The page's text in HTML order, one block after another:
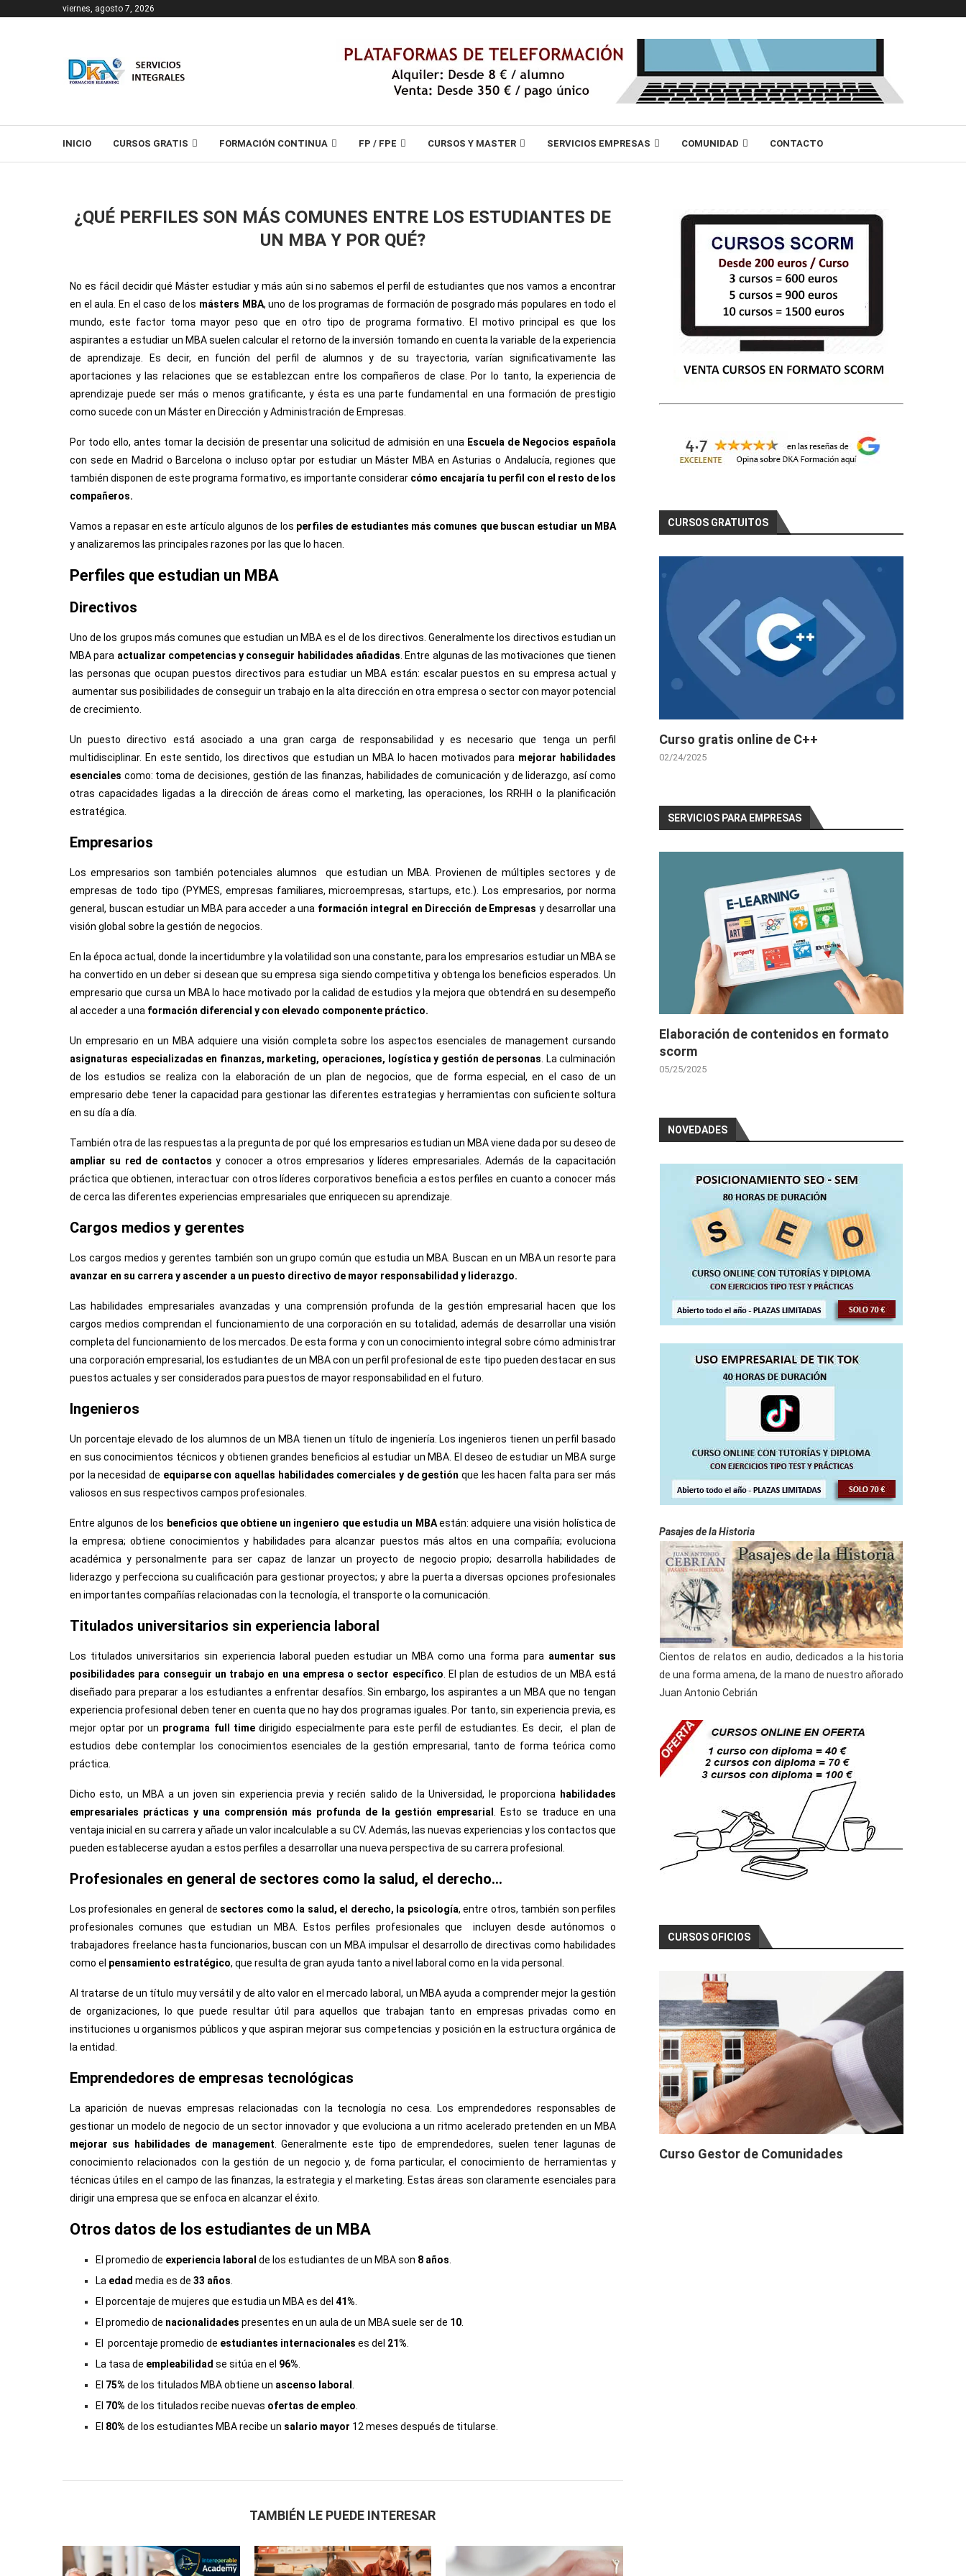
viernes, agosto 7, 2026
INICIO CURSOS GRATIS FORMACIÓN CONTINUA FP / FPE CURSOS Y MASTER SERVICIOS EMPRESAS COMUNIDAD CONTACTO
¿QUÉ PERFILES SON MÁS COMUNES ENTRE LOS ESTUDIANTES DE
UN MBA Y POR QUÉ?
No es fácil decidir qué Máster estudiar y más aún si no sabemos el perfil de estudiantes que nos vamos a encontrar
en el aula. En el caso de los másters MBA, uno de los programas de formación de posgrado más populares en todo el
mundo, este factor toma mayor peso que en otro tipo de programa formativo. El motivo principal es que los
aspirantes a estudiar un MBA suelen calcular el retorno de la inversión tomando en cuenta la variable de la experiencia
de aprendizaje. Es decir, en función del perfil de alumnos y de su trayectoria, varían significativamente las
aportaciones y las relaciones que se establezcan entre los compañeros de clase. Por lo tanto, la experiencia de
aprendizaje puede ser más o menos gratificante, y ésta es una parte fundamental en una formación de prestigio
como sucede con un Máster en Dirección y Administración de Empresas.
Por todo ello, antes tomar la decisión de presentar una solicitud de admisión en una Escuela de Negocios española
con sede en Madrid o Barcelona o incluso optar por estudiar un Máster MBA en Asturias o Andalucía, regiones que
también disponen de este programa formativo, es importante considerar cómo encajaría tu perfil con el resto de los
compañeros.
Vamos a repasar en este artículo algunos de los perfiles de estudiantes más comunes que buscan estudiar un MBA
y analizaremos las principales razones por las que lo hacen.
Perfiles que estudian un MBA
Directivos
Uno de los grupos más comunes que estudian un MBA es el de los directivos. Generalmente los directivos estudian un
MBA para actualizar competencias y conseguir habilidades añadidas . Entre algunas de las motivaciones que tienen
las personas que ocupan puestos directivos para estudiar un MBA están: escalar puestos en su empresa actual y
aumentar sus posibilidades de conseguir un trabajo en la alta dirección en otra empresa o sector con mayor potencial
de crecimiento.
Un puesto directivo está asociado a una gran carga de responsabilidad y es necesario que tenga un perfil
multidisciplinar. En este sentido, los directivos que estudian un MBA lo hacen motivados para mejorar habilidades
esenciales como: toma de decisiones, gestión de las finanzas, habilidades de comunicación y de liderazgo, así como
otras capacidades ligadas a la dirección de áreas como el marketing, las operaciones, los RRHH o la planificación
estratégica.
Empresarios
Los empresarios son también potenciales alumnos que estudian un MBA. Provienen de múltiples sectores y de
empresas de todo tipo (PYMES, empresas familiares, microempresas, startups, etc.). Los empresarios, por norma
general, buscan estudiar un MBA para acceder a una formación integral en Dirección de Empresas y desarrollar una
visión global sobre la gestión de negocios.
En la época actual, donde la incertidumbre y la volatilidad son una constante, para los empresarios estudiar un MBA se
ha convertido en un deber si desean que su empresa siga siendo competitiva y obtenga los beneficios esperados. Un
empresario que cursa un MBA lo hace motivado por la calidad de estudios y la mejora que obtendrá en su desempeño
al acceder a una formación diferencial y con elevado componente práctico.
Un empresario en un MBA adquiere una visión completa sobre los aspectos esenciales de management cursando
asignaturas especializadas en finanzas, marketing, operaciones, logística y gestión de personas . La culminación
de los estudios se realiza con la elaboración de un plan de negocios, que de forma especial, en el caso de un
empresario debe tener la capacidad para gestionar las diferentes estrategias y herramientas con suficiente soltura
en su día a día.
También otra de las respuestas a la pregunta de por qué los empresarios estudian un MBA viene dada por su deseo de
ampliar su red de contactos y conocer a otros empresarios y líderes empresariales. Además de la capacitación
práctica que obtienen, interactuar con otros líderes corporativos beneficia a estos perfiles en cuanto a conocer más
de cerca las diferentes experiencias empresariales que enriquecen su aprendizaje.
Cargos medios y gerentes
Los cargos medios y gerentes también son un grupo común que estudia un MBA. Buscan en un MBA un resorte para
avanzar en su carrera y ascender a un puesto directivo de mayor responsabilidad y liderazgo.
Las habilidades empresariales avanzadas y una comprensión profunda de la gestión empresarial hacen que los
cargos medios comprendan el funcionamiento de una corporación en su totalidad, además de desarrollar una visión
completa del funcionamiento de los mercados. De esta forma y con un conocimiento integral sobre cómo administrar
una corporación empresarial, los estudiantes de un MBA con un perfil profesional de este tipo pueden destacar en sus
puestos actuales y ser considerados para puestos de mayor responsabilidad en el futuro.
Ingenieros
Un porcentaje elevado de los alumnos de un MBA tienen un título de ingeniería. Los ingenieros tienen un perfil basado
en sus conocimientos técnicos y obtienen grandes beneficios al estudiar un MBA. El deseo de estudiar un MBA surge
por la necesidad de equiparse con aquellas habilidades comerciales y de gestión que les hacen falta para ser más
valiosos en sus respectivos campos profesionales.
Entre algunos de los beneficios que obtiene un ingeniero que estudia un MBAestán: adquiere una visión holística de
la empresa; obtiene conocimientos y habilidades para alcanzar puestos más altos en una compañía; evoluciona
académica y personalmente para ser capaz de lanzar un proyecto de negocio propio; desarrolla habilidades de
liderazgo y perfecciona su cualificación para gestionar proyectos; y abre la puerta a diversas opciones profesionales
en importantes compañías relacionadas con la tecnología, el transporte o la comunicación.
Titulados universitarios sin experiencia laboral
Los titulados universitarios sin experiencia laboral pueden estudiar un MBA como una forma para aumentar sus
posibilidades para conseguir un trabajo en una empresa o sector específico . El plan de estudios de un MBA está
diseñado para preparar a los estudiantes a enfrentar desafíos. Sin embargo, los aspirantes a un MBA que no tengan
experiencia profesional deben tener en cuenta que no hay dos programas iguales. Por tanto, sin experiencia previa, es
mejor optar por un programa full timedirigido especialmente para este perfil de estudiantes. Es decir, el plan de
estudios debe contemplar los conocimientos esenciales de la gestión empresarial, tanto de forma teórica como
práctica.
Dicho esto, un MBA a un joven sin experiencia previa y recién salido de la Universidad, le proporciona
habilidades
empresariales prácticas y una comprensión más profunda de la gestión empresarial
. Esto se traduce en una
ventaja inicial en su carrera y añade un valor incalculable a su CV. Además, las nuevas experiencias y los contactos que
pueden establecerse ayudan a estos perfiles a desarrollar una nueva perspectiva de su carrera profesional.
Profesionales en general de sectores como la salud, el derecho…
Los profesionales en general de sectores como la salud, el derecho, la psicología, entre otros, también son perfiles
profesionales comunes que estudian un MBA. Estos perfiles profesionales que incluyen desde autónomos o
trabajadores freelance hasta funcionarios, buscan con un MBA impulsar el desarrollo de directivas como habilidades
como el pensamiento estratégico, que resulta de gran ayuda tanto a nivel laboral como en la vida personal.
Al tratarse de un título muy versátil y de alto valor en el mercado laboral, un MBA ayuda a comprender mejor la gestión
de organizaciones, lo que puede resultar útil para aquellos que trabajan tanto en empresas privadas como en
instituciones u organismos públicos y que aspiran mejorar sus competencias y posición en la estructura orgánica de
la entidad.
Emprendedores de empresas tecnológicas
La aparición de nuevas empresas relacionadas con la tecnología no cesa. Los emprendedores responsables de
gestionar un modelo de negocio de un sector innovador y que evoluciona a un ritmo acelerado pretenden en un MBA
mejorar sus habilidades de management . Generalmente este tipo de emprendedores, suelen tener lagunas de
conocimiento relacionados con la gestión de un negocio y, de foma particular, el conocimiento de herramientas y
técnicas útiles en el campo de las finanzas, la estrategia y el marketing. Estas áreas son claramente esenciales para
dirigir una empresa que se enfoca en alcanzar el éxito.
Otros datos de los estudiantes de un MBA
El promedio de experiencia laboral de los estudiantes de un MBA son 8 años
La edad media es de 33 años
El porcentaje de mujeres que estudia un MBA es del 41%
El promedio de nacionalidades presentes en un aula de un MBA suele ser de 10
El porcentaje promedio de estudiantes internacionales es del 21%
La tasa de empleabilidad se sitúa en el 96%
El 75% de los titulados MBA obtiene un ascenso laboral
El 70% de los titulados recibe nuevas ofertas de empleo
El 80% de los estudiantes MBA recibe un salario mayor 12 meses después de titularse.
TAMBIÉN LE PUEDE INTERESAR
CURSOS GRATUITOS
Curso gratis online de C++
02/24/2025
SERVICIOS PARA EMPRESAS
Elaboración de contenidos en formato
scorm
05/25/2025
NOVEDADES
Pasajes de la Historia
Cientos de relatos en audio, dedicados a la historia
de una forma amena, de la mano de nuestro añorado
Juan Antonio Cebrián
CURSOS OFICIOS
Curso Gestor de Comunidades